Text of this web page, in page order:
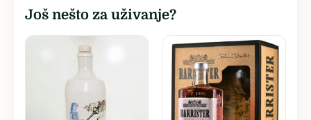
Još nešto za uživanje?